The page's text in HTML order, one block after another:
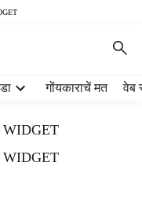
गोंयकाराचें मत वेब